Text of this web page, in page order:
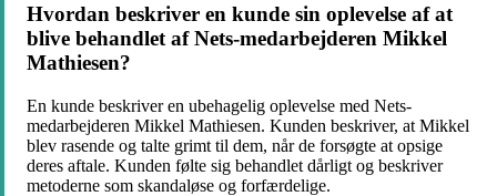
Hvordan beskriver en kunde sin oplevelse af at
blive behandlet af Nets-medarbejderen Mikkel
Mathiesen?
En kunde beskriver en ubehagelig oplevelse med Nets-
medarbejderen Mikkel Mathiesen. Kunden beskriver, at Mikkel
blev rasende og talte grimt til dem, når de forsøgte at opsige
deres aftale. Kunden følte sig behandlet dårligt og beskriver
metoderne som skandaløse og forfærdelige.